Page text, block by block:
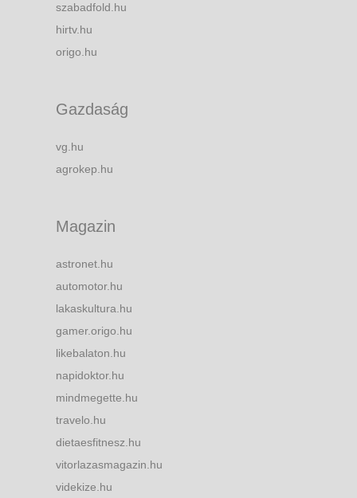
szabadfold.hu
hirtv.hu
origo.hu
Gazdaság
vg.hu
agrokep.hu
Magazin
astronet.hu
automotor.hu
lakaskultura.hu
gamer.origo.hu
likebalaton.hu
napidoktor.hu
mindmegette.hu
travelo.hu
dietaesfitnesz.hu
vitorlazasmagazin.hu
videkize.hu